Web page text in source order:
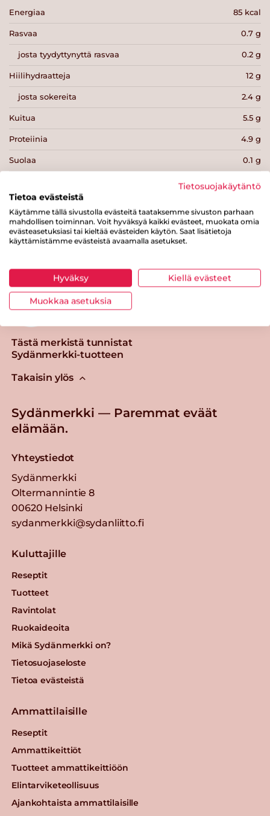
Energiaa 85 kcal
Rasvaa 0.7 g
josta tyydyttynyttä rasvaa 0.2 g
Hiilihydraatteja 12 g
josta sokereita 2.4 g
Kuitua 5.5 g
Proteiinia 4.9 g
Suolaa 0.1 g
Tulosta sivu Jaa tuote
Tästä merkistä tunnistat
Sydänmerkki-tuotteen
Takaisin ylös
Sydänmerkki — Paremmat eväät
elämään.
Yhteystiedot
Sydänmerkki
Oltermannintie 8
00620 Helsinki
sydanmerkki@sydanliitto.fi
Kuluttajille
Reseptit
Tuotteet
Ravintolat
Ruokaideoita
Mikä Sydänmerkki on?
Tietosuojaseloste
Tietoa evästeistä
Ammattilaisille
Reseptit
Ammattikeittiöt
Tuotteet ammattikeittiöön
Elintarviketeollisuus
Ajankohtaista ammattilaisille
Tietosuojakäytäntö
Tietoa evästeistä
Käytämme tällä sivustolla evästeitä taataksemme sivuston parhaan
mahdollisen toiminnan. Voit hyväksyä kaikki evästeet, muokata omia
evästeasetuksiasi tai kieltää evästeiden käytön. Saat lisätietoja
käyttämistämme evästeistä avaamalla asetukset.
Hyväksy Kiellä evästeet
Muokkaa asetuksia